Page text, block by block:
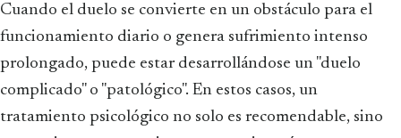
Cuando el duelo se convierte en un obstáculo para el
funcionamiento diario o genera sufrimiento intenso
prolongado, puede estar desarrollándose un "duelo
complicado" o "patológico". En estos casos, un
tratamiento psicológico no solo es recomendable, sino